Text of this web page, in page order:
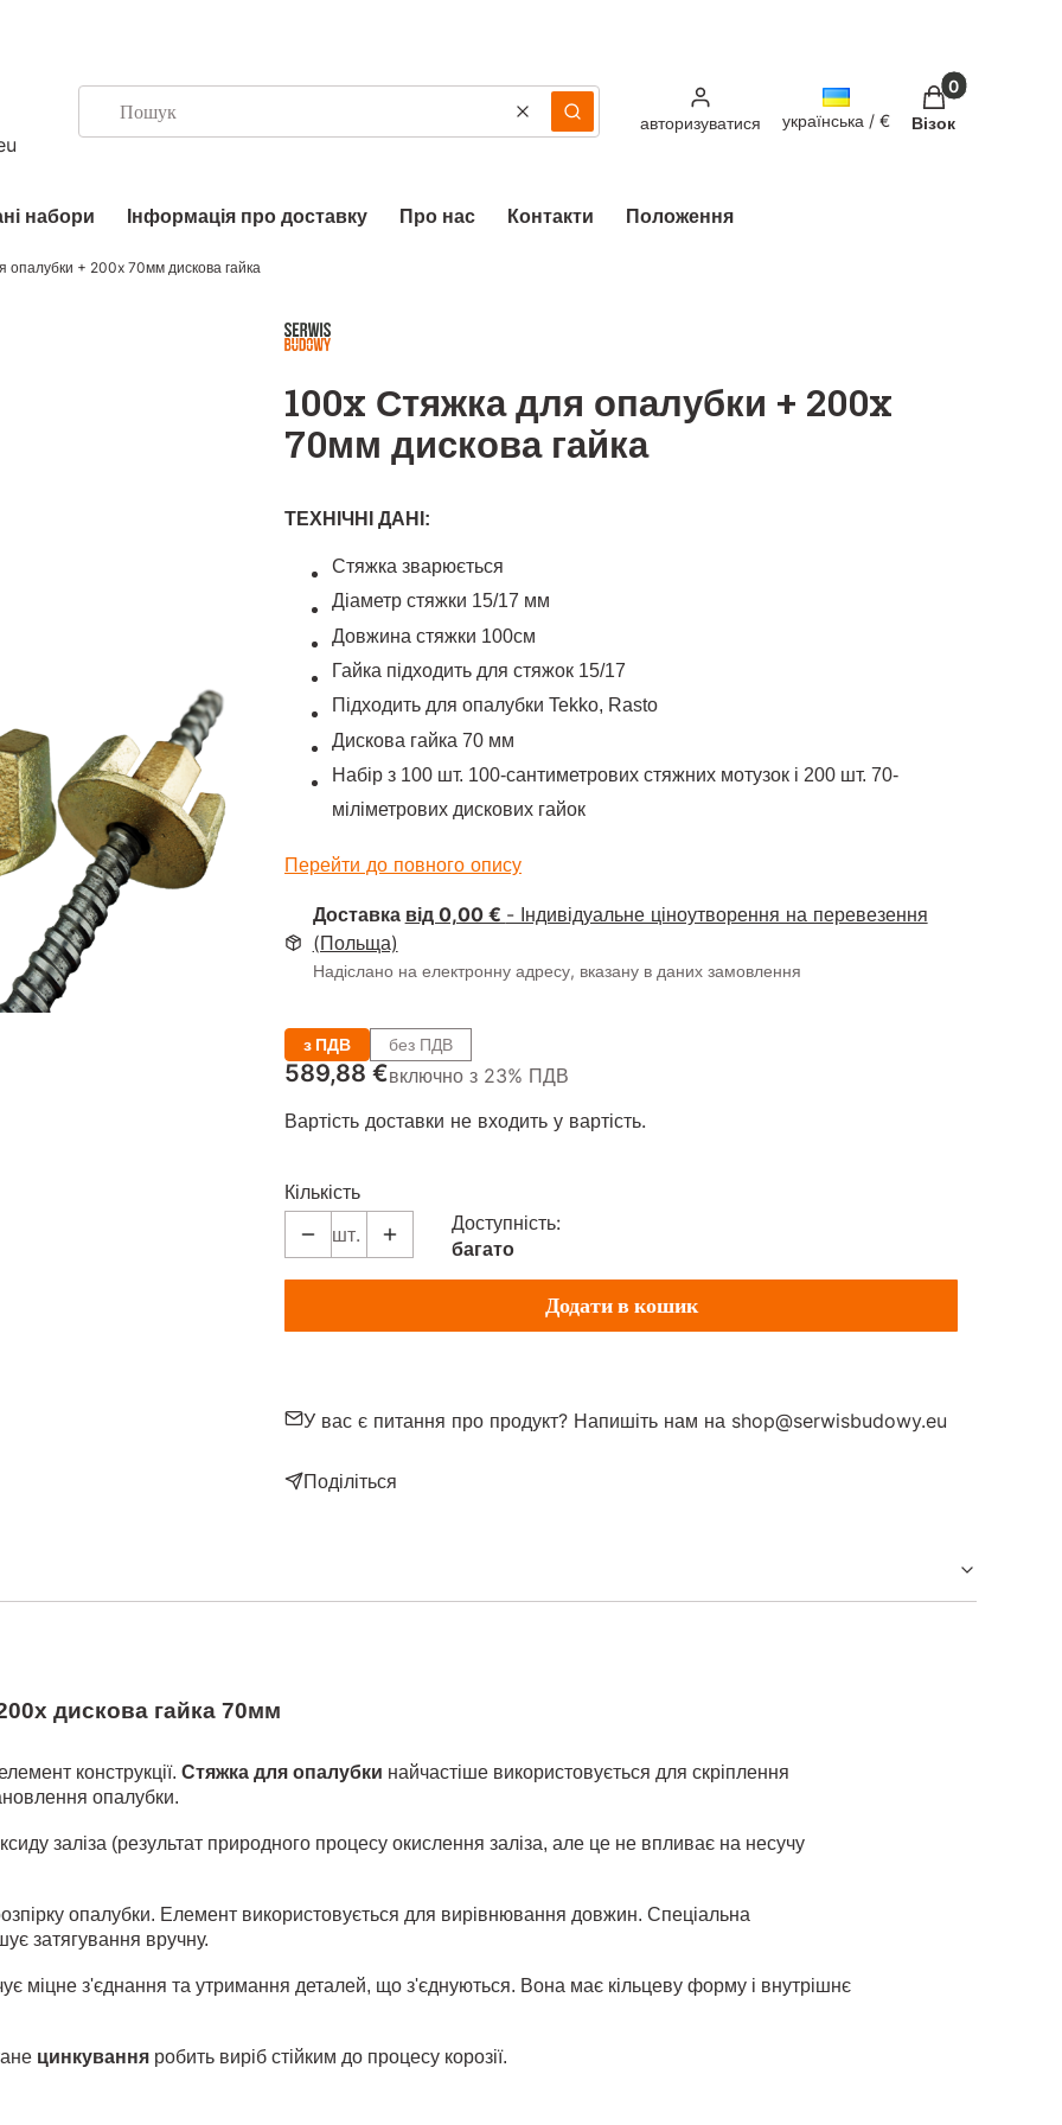
ясно Пошук авторизуватися українська / €
Продукти в
Візок
набори Інформація про доставку Про нас Контакти Положення
опалубки + 200x 70мм дискова гайка
100x Стяжка для опалубки + 200x
70мм дискова гайка
ТЕХНІЧНІ ДАНІ:
Стяжка зварюється
Діаметр стяжки 15/17 мм
Довжина стяжки 100см
Гайка підходить для стяжок 15/17
Підходить для опалубки Tekko, Rasto
Дискова гайка 70 мм
Набір з 100 шт. 100-сантиметрових стяжних мотузок і 200 шт. 70-
міліметрових дискових гайок
Перейти до повного опису
Доставка від 0,00 € - Індивідуальне ціноутворення на перевезення
(Польща)
Надіслано на електронну адресу, вказану в даних замовлення
з ПДВ без ПДВ
Ціна
589,88 €включно з 23% ПДВ
включно з 23% ПДВ
Вартість доставки не входить у вартість.
Кількість
шт.
Доступність:
багато
Додати в кошик
У вас є питання про продукт? Напишіть нам на shop@serwisbudowy.eu
Поділіться
дискова гайка 70мм
конструкції. Стяжка для опалубки найчастіше використовується для скріплення
опалубки.
заліза (результат природного процесу окислення заліза, але це не впливає на несучу
опалубки. Елемент використовується для вирівнювання довжин. Спеціальна
затягування вручну.
міцне з'єднання та утримання деталей, що з'єднуються. Вона має кільцеву форму і внутрішнє
цинкуванняробить виріб стійким до процесу корозії.